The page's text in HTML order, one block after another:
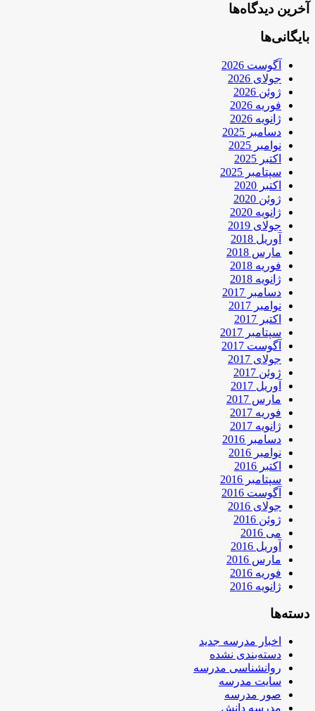
آخرین دیدگاه‌ها
بایگانی‌ها
آگوست 2026
جولای 2026
ژوئن 2026
فوریه 2026
ژانویه 2026
دسامبر 2025
نوامبر 2025
اکتبر 2025
سپتامبر 2025
اکتبر 2020
ژوئن 2020
ژانویه 2020
جولای 2019
آوریل 2018
مارس 2018
فوریه 2018
ژانویه 2018
دسامبر 2017
نوامبر 2017
اکتبر 2017
سپتامبر 2017
آگوست 2017
جولای 2017
ژوئن 2017
آوریل 2017
مارس 2017
فوریه 2017
ژانویه 2017
دسامبر 2016
نوامبر 2016
اکتبر 2016
سپتامبر 2016
آگوست 2016
جولای 2016
ژوئن 2016
می 2016
آوریل 2016
مارس 2016
فوریه 2016
ژانویه 2016
دسته‌ها
اخبار مدرسه جدید
دسته‌بندی نشده
روانشناسی مدرسه
سایت مدرسه
صور مدرسه
مدرسه دانش